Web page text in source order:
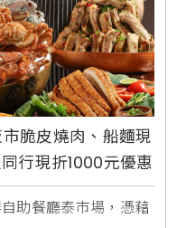
脆皮燒肉、船麵現
行現折1000元優惠
助餐廳泰市場，憑藉